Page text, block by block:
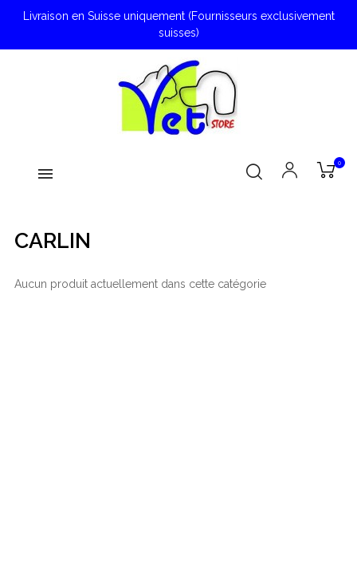
Livraison en Suisse uniquement (Fournisseurs exclusivement
suisses)
0
CARLIN
Aucun produit actuellement dans cette catégorie